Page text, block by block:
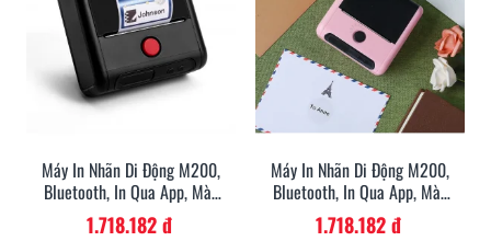
Máy In Nhãn Di Động M200,
Bluetooth, In Qua App, Màu
Đen
1.718.182 đ
Máy In Nhãn Di Động M200,
Bluetooth, In Qua App, Màu
Trắng
1.718.182 đ